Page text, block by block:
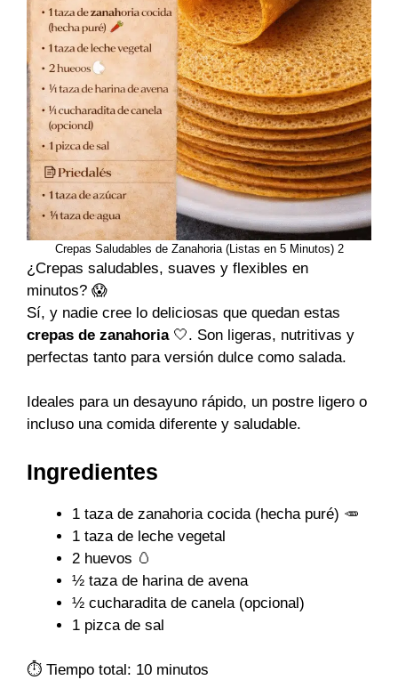
Crepas Saludables de Zanahoria (Listas en 5 Minutos) 2
¿Crepas saludables, suaves y flexibles en
minutos? 😱
Sí, y nadie cree lo deliciosas que quedan estas
crepas de zanahoria🤍. Son ligeras, nutritivas y
perfectas tanto para versión dulce como salada.
Ideales para un desayuno rápido, un postre ligero o
incluso una comida diferente y saludable.
Ingredientes
1 taza de zanahoria cocida (hecha puré) 🥕
1 taza de leche vegetal
2 huevos 🥚
½ taza de harina de avena
½ cucharadita de canela (opcional)
1 pizca de sal
⏱️ Tiempo total: 10 minutos